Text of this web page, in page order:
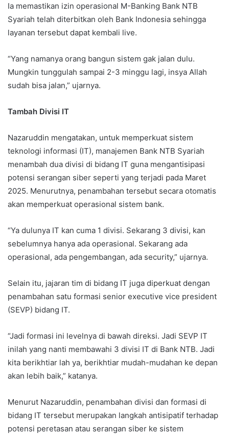
Ia memastikan izin operasional M-Banking Bank NTB
Syariah telah diterbitkan oleh Bank Indonesia sehingga
layanan tersebut dapat kembali live.
“Yang namanya orang bangun sistem gak jalan dulu.
Mungkin tunggulah sampai 2-3 minggu lagi, insya Allah
sudah bisa jalan,” ujarnya.
Tambah Divisi IT
Nazaruddin mengatakan, untuk memperkuat sistem
teknologi informasi (IT), manajemen Bank NTB Syariah
menambah dua divisi di bidang IT guna mengantisipasi
potensi serangan siber seperti yang terjadi pada Maret
2025. Menurutnya, penambahan tersebut secara otomatis
akan memperkuat operasional sistem bank.
“Ya dulunya IT kan cuma 1 divisi. Sekarang 3 divisi, kan
sebelumnya hanya ada operasional. Sekarang ada
operasional, ada pengembangan, ada security,” ujarnya.
Selain itu, jajaran tim di bidang IT juga diperkuat dengan
penambahan satu formasi senior executive vice president
(SEVP) bidang IT.
“Jadi formasi ini levelnya di bawah direksi. Jadi SEVP IT
inilah yang nanti membawahi 3 divisi IT di Bank NTB. Jadi
kita berikhtiar lah ya, berikhtiar mudah-mudahan ke depan
akan lebih baik,” katanya.
Menurut Nazaruddin, penambahan divisi dan formasi di
bidang IT tersebut merupakan langkah antisipatif terhadap
potensi peretasan atau serangan siber ke sistem